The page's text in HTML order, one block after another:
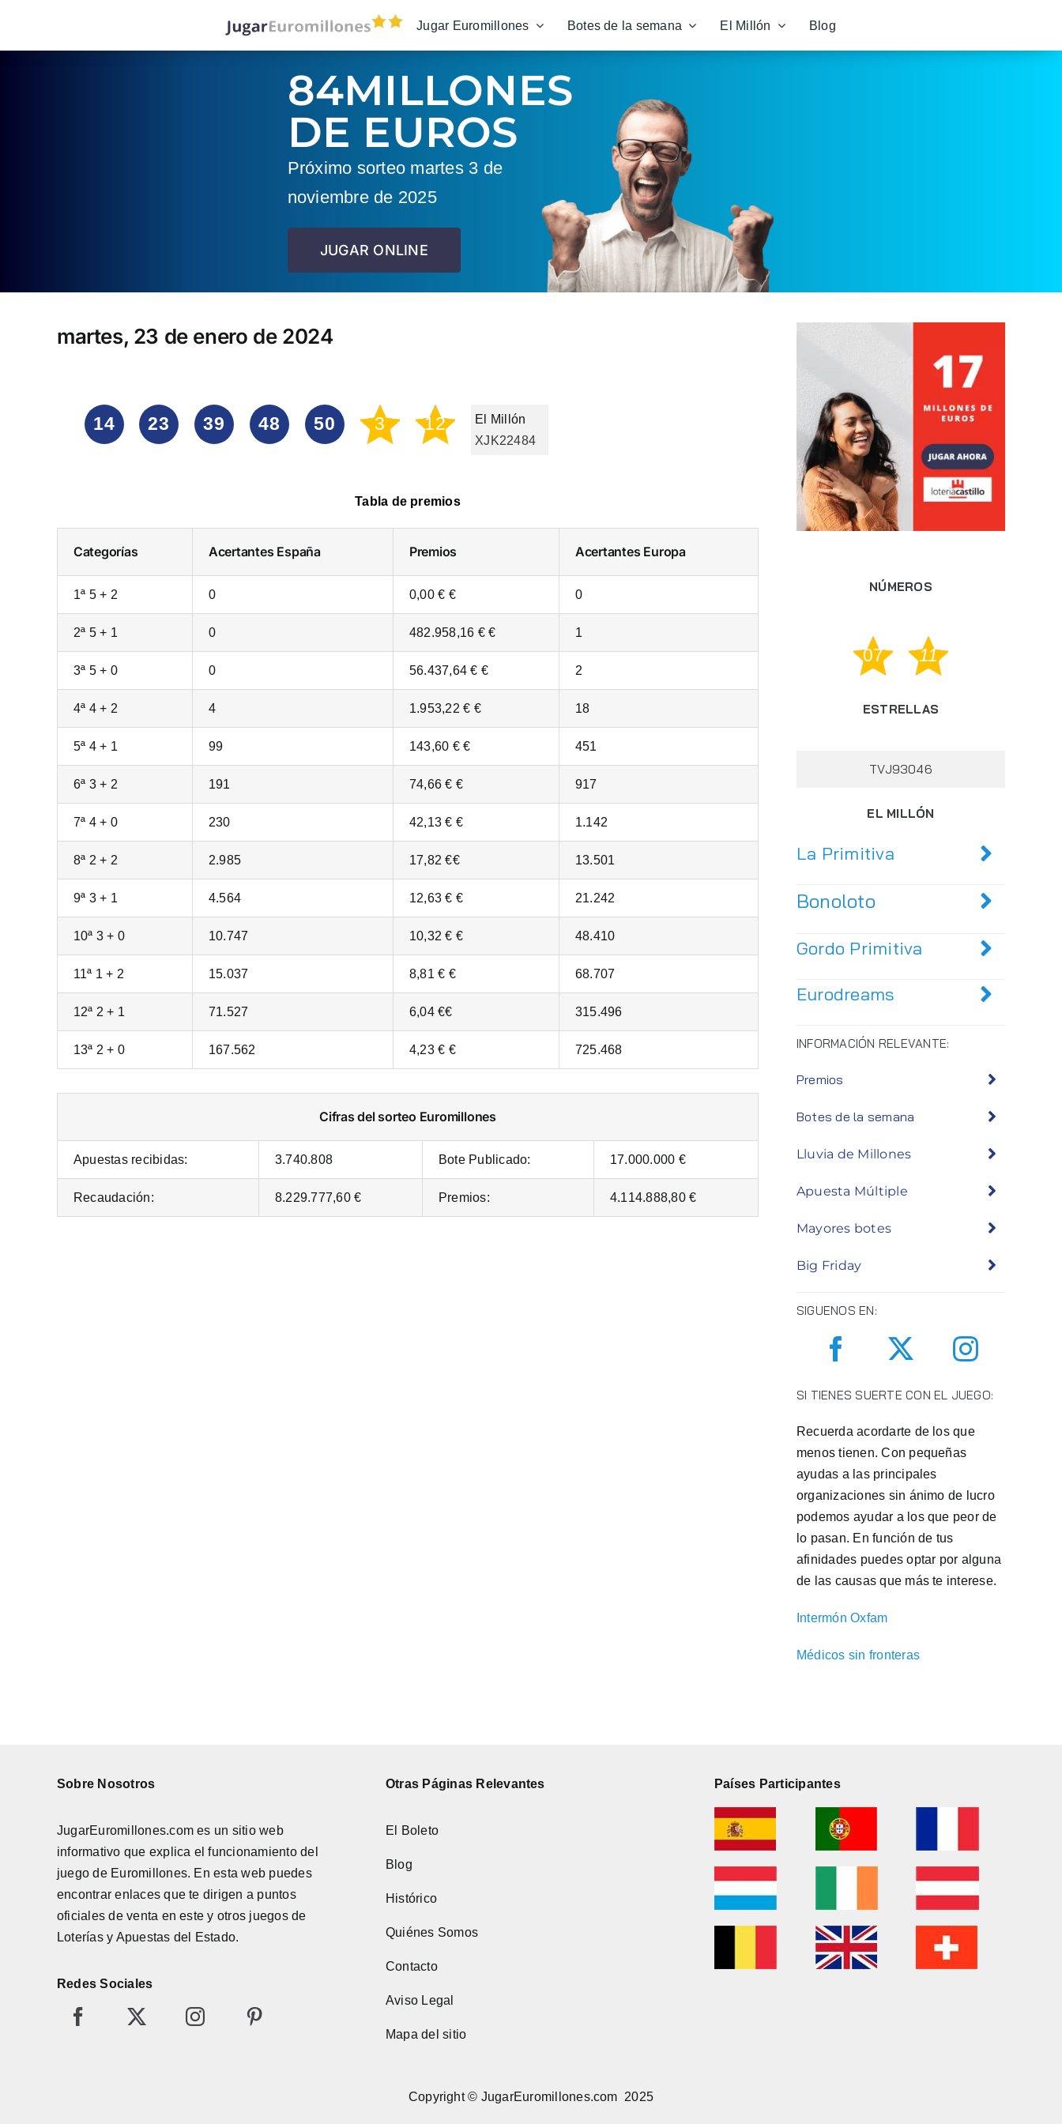
contenido
Jugar Euromillones Botes de la semana El Millón Blog
84MILLONES
DE EUROS
Próximo sorteo martes 3 de
noviembre de 2025
JUGAR ONLINE
martes, 23 de enero de 2024
14 23 39 48 50 3 12
El Millón
XJK22484
Tabla de premios
Categorías Acertantes España Premios Acertantes Europa
1ª 5 + 2 0 0,00 € € 0
2ª 5 + 1 0 482.958,16 € € 1
3ª 5 + 0 0 56.437,64 € € 2
4ª 4 + 2 4 1.953,22 € € 18
5ª 4 + 1 99 143,60 € € 451
6ª 3 + 2 191 74,66 € € 917
7ª 4 + 0 230 42,13 € € 1.142
8ª 2 + 2 2.985 17,82 €€ 13.501
9ª 3 + 1 4.564 12,63 € € 21.242
10ª 3 + 0 10.747 10,32 € € 48.410
11ª 1 + 2 15.037 8,81 € € 68.707
12ª 2 + 1 71.527 6,04 €€ 315.496
13ª 2 + 0 167.562 4,23 € € 725.468
Cifras del sorteo Euromillones
Apuestas recibidas: 3.740.808 Bote Publicado: 17.000.000 €
Recaudación: 8.229.777,60 € Premios: 4.114.888,80 €
NÚMEROS
07 11
ESTRELLAS
TVJ93046
EL MILLÓN
La Primitiva
Bonoloto
Gordo Primitiva
Eurodreams
INFORMACIÓN RELEVANTE:
Premios
Botes de la semana
Lluvia de Millones
Apuesta Múltiple
Mayores botes
Big Friday
SIGUENOS EN:
SI TIENES SUERTE CON EL JUEGO:
Recuerda acordarte de los que
menos tienen. Con pequeñas
ayudas a las principales
organizaciones sin ánimo de lucro
podemos ayudar a los que peor de
lo pasan. En función de tus
afinidades puedes optar por alguna
de las causas que más te interese.
Intermón Oxfam
Médicos sin fronteras
Sobre Nosotros
JugarEuromillones.com es un sitio web
informativo que explica el funcionamiento del
juego de Euromillones. En esta web puedes
encontrar enlaces que te dirigen a puntos
oficiales de venta en este y otros juegos de
Loterías y Apuestas del Estado.
Redes Sociales
Otras Páginas Relevantes
El Boleto
Blog
Histórico
Quiénes Somos
Contacto
Aviso Legal
Mapa del sitio
Países Participantes
Copyright © JugarEuromillones.com 2025